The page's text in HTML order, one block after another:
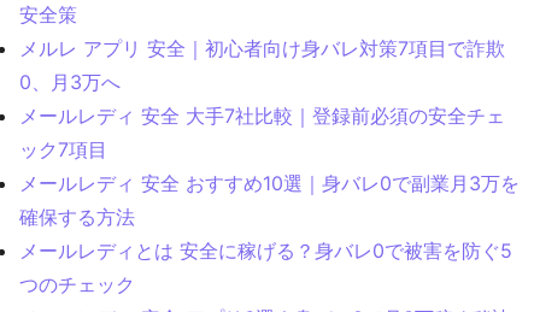
安全策
メルレ アプリ 安全｜初心者向け身バレ対策7項目で詐欺
0、月3万へ
メールレディ 安全 大手7社比較｜登録前必須の安全チェ
ック7項目
メールレディ 安全 おすすめ10選｜身バレ0で副業月3万を
確保する方法
メールレディとは 安全に稼げる？身バレ0で被害を防ぐ5
つのチェック